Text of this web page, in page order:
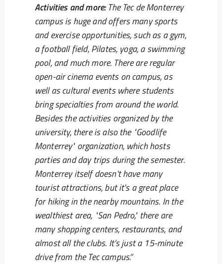
Activities and more:The Tec de Monterrey
campus is huge and offers many sports
and exercise opportunities, such as a gym,
a football field, Pilates, yoga, a swimming
pool, and much more. There are regular
open-air cinema events on campus, as
well as cultural events where students
bring specialties from around the world.
Besides the activities organized by the
university, there is also the "Goodlife
Monterrey" organization, which hosts
parties and day trips during the semester.
Monterrey itself doesn't have many
tourist attractions, but it's a great place
for hiking in the nearby mountains. In the
wealthiest area, "San Pedro," there are
many shopping centers, restaurants, and
almost all the clubs. It’s just a 15-minute
drive from the Tec campus.